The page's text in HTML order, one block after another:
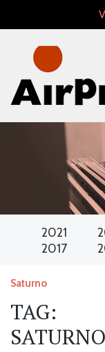
2021
2017
Saturno
TAG:
SATURNO